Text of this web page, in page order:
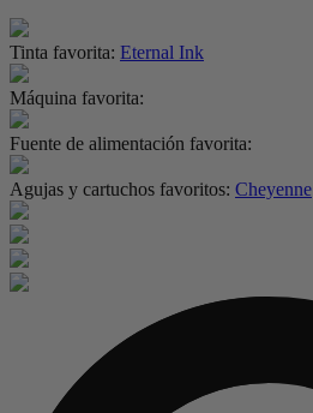
Tinta favorita: Eternal Ink
Máquina favorita:
Fuente de alimentación favorita:
Agujas y cartuchos favoritos: Cheyenne